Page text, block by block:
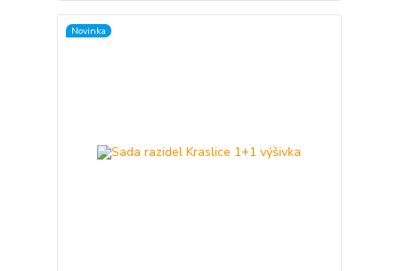
Novinka